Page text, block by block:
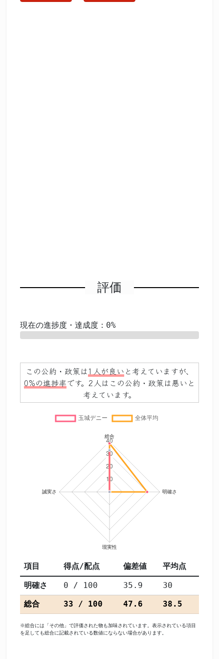
評価
現在の進捗度・達成度：0%
この公約・政策は1人が良い と考えていますが、
0%の進捗率です。2人はこの公約・政策は悪いと
考えています。
項目 得点/配点 偏差値 平均点
明確さ 0 / 100 35.9
30
総合
33 / 100 47.6 38.5
※総合には「その他」で評価された物も加味されています。表示されている項目
を足しても総合に記載されている数値にならない場合があります。